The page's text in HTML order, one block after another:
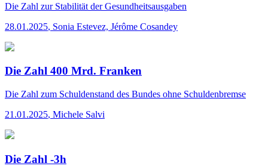
Die Zahl zur Stabilität der Gesundheitsausgaben
28.01.2025, Sonia Estevez, Jérôme Cosandey
Die Zahl 400 Mrd. Franken
Die Zahl zum Schuldenstand des Bundes ohne Schuldenbremse
21.01.2025, Michele Salvi
Die Zahl -3h